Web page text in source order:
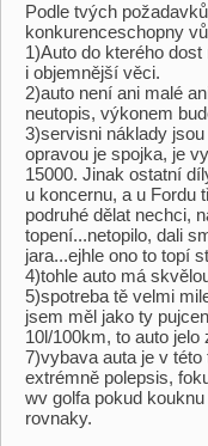
Podle tvých
konkurenceschopny
1)Auto do kterého
i objemnější věci.
2)auto není ani malé
neutopis, výkonem
3)servisni náklady
opravou je spojka, je
15000. Jinak ostatní
u koncernu, a u Fordu
podruhé dělat nechci,
topení...netopilo, dali
jara...ejhle ono to topí
4)tohle auto má
5)spotreba tě velmi
jsem měl jako ty
10l/100km, to auto
7)vybava auta je v
extrémně polepsis,
wv golfa pokud
rovnaky.